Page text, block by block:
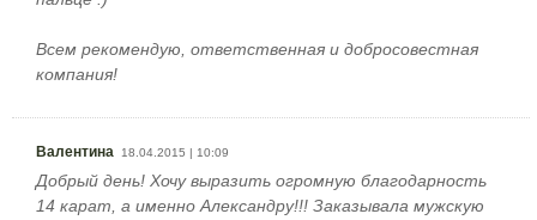
Всем рекомендую, ответственная и добросовестная
компания!
Валентина 18.04.2015 | 10:09
Добрый день! Хочу выразить огромную благодарность
14 карат, а именно Александру!!! Заказывала мужскую